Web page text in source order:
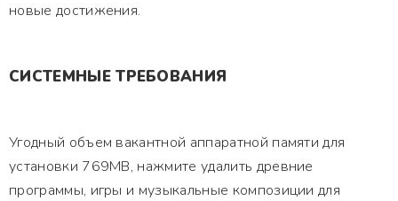
новые достижения.
СИСТЕМНЫЕ ТРЕБОВАНИЯ
Угодный объем вакантной аппаратной памяти для
установки 769MB, нажмите удалить древние
программы, игры и музыкальные композиции для